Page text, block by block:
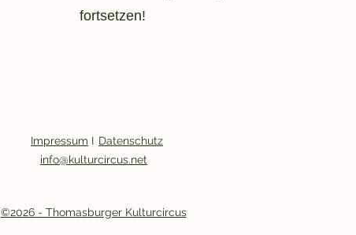
fortsetzen!
Impressum I Datenschutz
info@kulturcircus.net
©2026 - Thomasburger Kulturcircus